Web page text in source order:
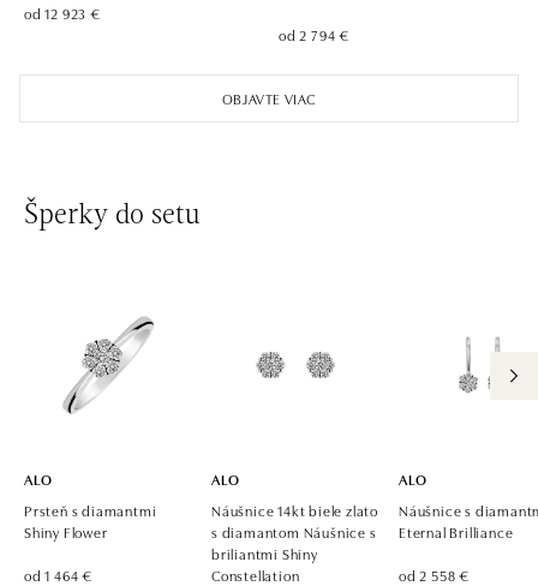
Pařížská 1076/7, 110 00 Praha 1
Chlumecká 765/6, 198 19 Praha 9
ALO diamonds, Westfield, Praha 4 - Chodov
Roztylská 2321/19, 148 00 Praha 4 - Chodov
tel.: +420 773 585 559, +420 730 802 800
OBJAVTE VIAC
od 12 923 €
od 2 794 €
Šperky do setu
ALO
Prsteň s diamantmi
Shiny Flower
od 1 464 €
ALO
Náušnice 14kt biele zlato
s diamantom Náušnice s
briliantmi Shiny
Constellation
ALO
Náušnice s
Eternal Brilliance
od 2 558 €